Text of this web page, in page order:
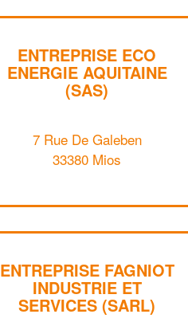
ENTREPRISE ECO
ENERGIE AQUITAINE
(SAS)
7 Rue De Galeben
33380 Mios
ENTREPRISE FAGNIOT
INDUSTRIE ET
SERVICES (SARL)